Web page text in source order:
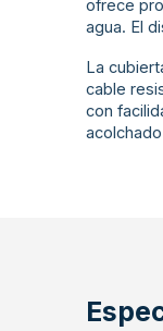
ofrece
agua. El
La
cable
con